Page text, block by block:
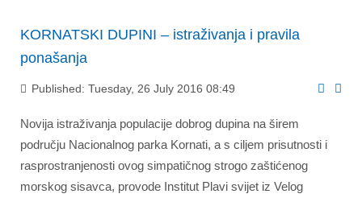
KORNATSKI DUPINI – istraživanja i pravila
ponašanja
Published: Tuesday, 26 July 2016 08:49
Novija istraživanja populacije dobrog dupina na širem
području Nacionalnog parka Kornati, a s ciljem prisutnosti i
rasprostranjenosti ovog simpatičnog strogo zaštićenog
morskog sisavca, provode Institut Plavi svijet iz Velog